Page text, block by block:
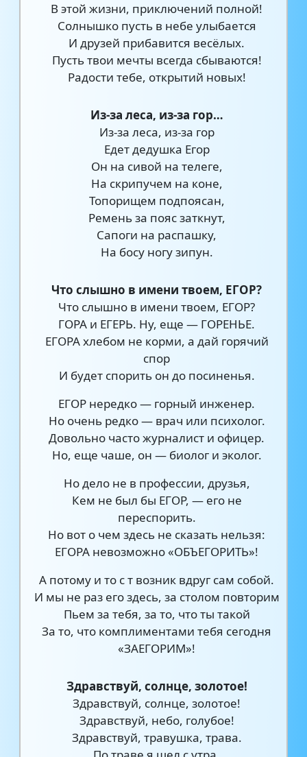
В этой жизни, приключений полной!
Солнышко пусть в небе улыбается
И друзей прибавится весёлых.
Пусть твои мечты всегда сбываются!
Радости тебе, открытий новых!
Из-за леса, из-за гор…
Из-за леса, из-за гор
Едет дедушка Егор
Он на сивой на телеге,
На скрипучем на коне,
Топорищем подпоясан,
Ремень за пояс заткнут,
Сапоги на распашку,
На босу ногу зипун.
Что слышно в имени твоем, ЕГОР?
Что слышно в имени твоем, ЕГОР?
ГОРА и ЕГЕРЬ. Ну, еще — ГОРЕНЬЕ.
ЕГОРА хлебом не корми, а дай горячий
спор
И будет спорить он до посиненья.
ЕГОР нередко — горный инженер.
Но очень редко — врач или психолог.
Довольно часто журналист и офицер.
Но, еще чаше, он — биолог и эколог.
Но дело не в профессии, друзья,
Кем не был бы ЕГОР, — его не
переспорить.
Но вот о чем здесь не сказать нельзя:
ЕГОРА невозможно «ОБЪЕГОРИТЬ»!
А потому и то с т возник вдруг сам собой.
И мы не раз его здесь, за столом повторим
Пьем за тебя, за то, что ты такой
За то, что комплиментами тебя сегодня
«ЗАЕГОРИМ»!
Здравствуй, солнце, золотое!
Здравствуй, солнце, золотое!
Здравствуй, небо, голубое!
Здравствуй, травушка, трава.